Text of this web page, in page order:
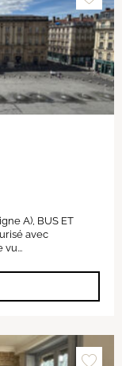
A), BUS ET
avec
vu...